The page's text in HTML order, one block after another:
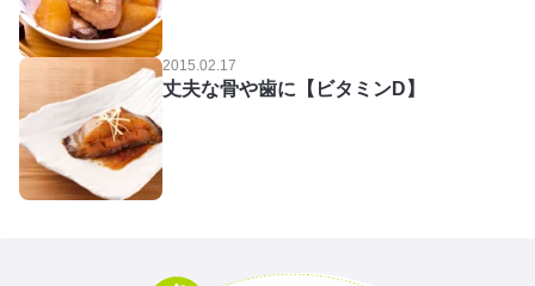
2015.02.17
丈夫な骨や歯に【ビタミンD】